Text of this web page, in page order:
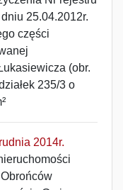
25.04.2012r.
części
(obr.
235/3 o
2014r.